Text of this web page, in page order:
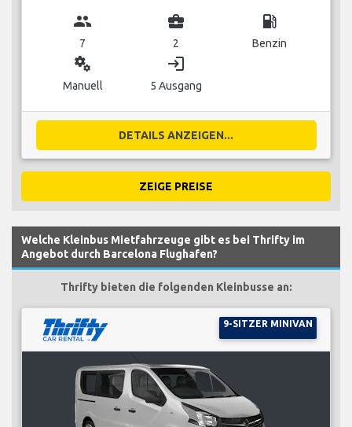
group
7
business_center
2
local_gas_station
Benzin
miscellaneous_services
Manuell
login
5 Ausgang
DETAILS ANZEIGEN...
ZEIGE PREISE
Welche Kleinbus Mietfahrzeuge gibt es bei Thrifty im
Angebot durch Barcelona Flughafen?
Thrifty bieten die folgenden Kleinbusse an:
9-SITZER MINIVAN